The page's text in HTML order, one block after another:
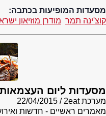
מסעדות המופיעות בכתבה:
קוצ'ינה תמר מודרן מוזיאון
מסעדות ליום העצמאות
מערכת 2eat
22/04/2015
מאמרים ראשיים - חדשות